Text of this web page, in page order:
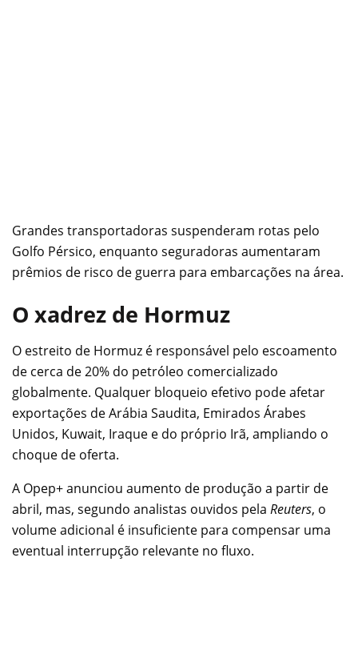
Grandes transportadoras suspenderam rotas pelo
Golfo Pérsico, enquanto seguradoras aumentaram
prêmios de risco de guerra para embarcações na área.
O xadrez de Hormuz
O estreito de Hormuz é responsável pelo escoamento
de cerca de 20% do petróleo comercializado
globalmente. Qualquer bloqueio efetivo pode afetar
exportações de Arábia Saudita, Emirados Árabes
Unidos, Kuwait, Iraque e do próprio Irã, ampliando o
choque de oferta.
A Opep+ anunciou aumento de produção a partir de
abril, mas, segundo analistas ouvidos pela Reuters, o
volume adicional é insuficiente para compensar uma
eventual interrupção relevante no fluxo.